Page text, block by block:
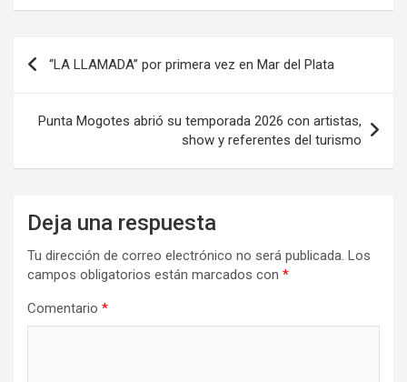
o
k
o
n
tir
Navegación
de
entradas
“LA LLAMADA” por primera vez en Mar del Plata
Punta Mogotes abrió su temporada 2026 con artistas,
show y referentes del turismo
Deja una respuesta
Tu dirección de correo electrónico no será publicada. Los
campos obligatorios están marcados con *
Comentario *